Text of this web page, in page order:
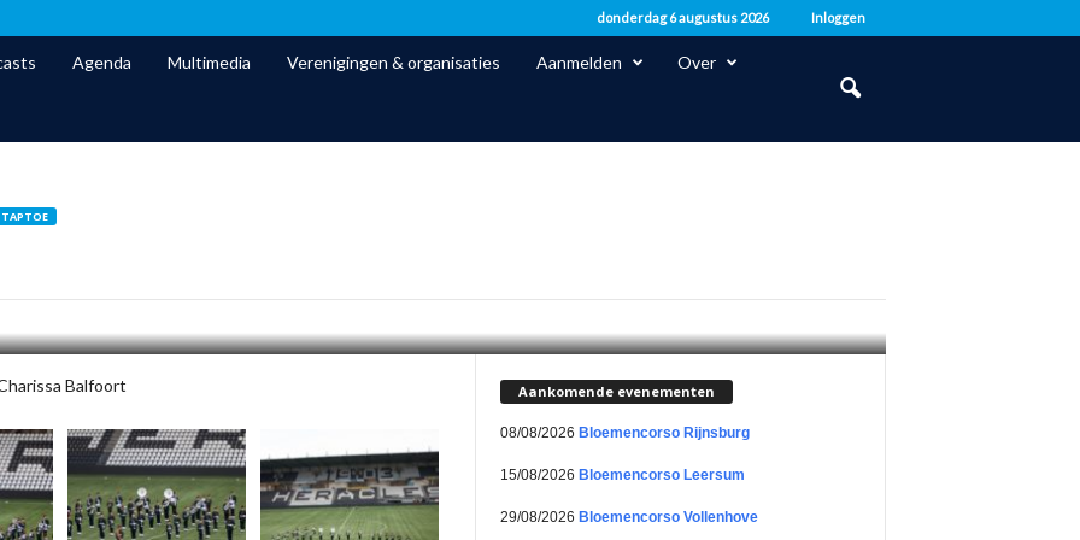
donderdag 6 augustus 2026 Inloggen
Agenda Multimedia Verenigingen & organisaties Aanmelden Over
TAPTOE
Balfoort Aankomende evenementen
08/08/2026 Bloemencorso Rijnsburg
15/08/2026 Bloemencorso Leersum
29/08/2026 Bloemencorso Vollenhove